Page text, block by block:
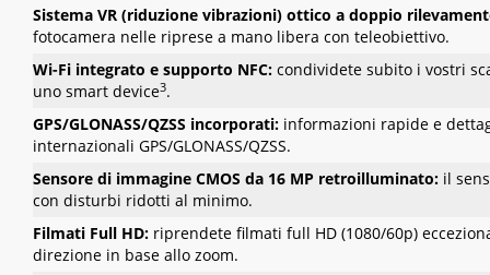
Sistema VR (riduzione vibrazioni) ottico a doppio
fotocamera nelle riprese a mano libera con teleobiettivo.
Wi-Fi integrato e supporto NFC: condividete subito i vostri
uno smart device3.
GPS/GLONASS/QZSS incorporati: informazioni rapide e
internazionali GPS/GLONASS/QZSS.
Sensore di immagine CMOS da 16 MP retroilluminato: il
con disturbi ridotti al minimo.
Filmati Full HD: riprendete filmati full HD (1080/60p)
direzione in base allo zoom.